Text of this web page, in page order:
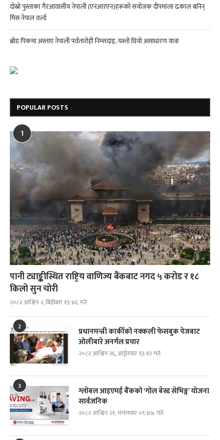
दोस्रो पुस्ताका गैरआवासीय नेपाली (एनआरएन)हरूको संयोजक दीपमाला ढकाल बनिन्
मिस नेपाल वर्ल्ड
ब्रोड पिकमा अस्ताए नेपाली पर्वतारोही निम्सदाइ, यस्तो थियो असाधारण यात्रा
POPULAR POSTS
1
पानी ट्याङ्कीस्थित राष्ट्रिय वाणिज्य बैंकबाट नगद ५ करोड र १८
किलो सुन चोरी
२०८२ आश्विन २, बिहीबार १३:४६ गते
2
प्रधानमन्त्री कार्कीको नक्कली फेसबुक पेजबाट
ओलीबारे अनर्गल प्रचार
२०८२ आश्विन २६, आईतवार १३:१२ गते
3
ग्लोबल आइएमई बैंकको ‘गोल बेस्ड सेभिङ्ग’ योजना
सार्वजनिक
२०८२ आश्विन २१, मंगलवार ०९:४७ गते